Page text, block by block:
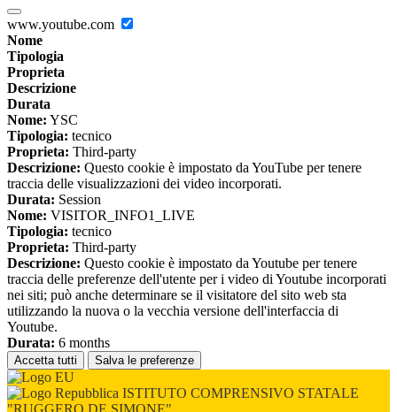
www.youtube.com
Nome
Tipologia
Proprieta
Descrizione
Durata
Nome: YSC
Tipologia: tecnico
Proprieta: Third-party
Descrizione: Questo cookie è impostato da YouTube per tenere
traccia delle visualizzazioni dei video incorporati.
Durata: Session
Nome: VISITOR_INFO1_LIVE
Tipologia: tecnico
Proprieta: Third-party
Descrizione: Questo cookie è impostato da Youtube per tenere
traccia delle preferenze dell'utente per i video di Youtube incorporati
nei siti; può anche determinare se il visitatore del sito web sta
utilizzando la nuova o la vecchia versione dell'interfaccia di
Youtube.
Durata: 6 months
Accetta tutti Salva le preferenze
ISTITUTO COMPRENSIVO STATALE
"RUGGERO DE SIMONE"